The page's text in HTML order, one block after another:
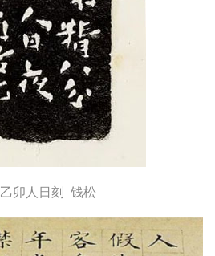
乙卯人日刻 钱松